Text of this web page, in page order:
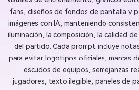
fans, diseños de fondos de pantalla y
imágenes con IA, manteniendo
iluminación, la composición, la calidad
del partido. Cada prompt incluye
para evitar logotipos oficiales, marcas
escudos de equipos, semejanzas
jugadores, texto ilegible, paneles de